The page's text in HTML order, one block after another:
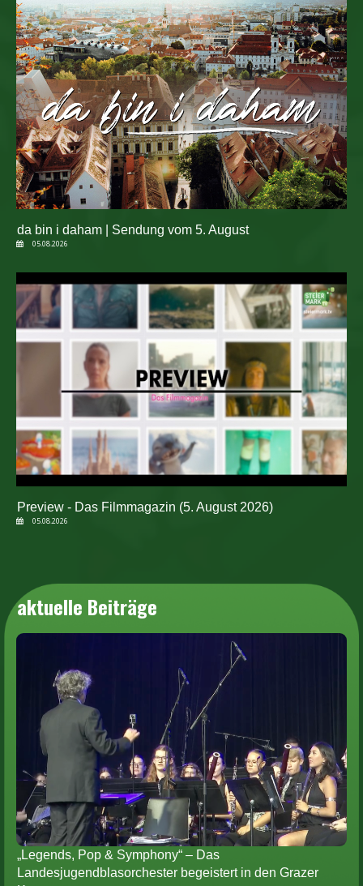
da bin i daham | Sendung vom 5. August
05.08.2026
Preview - Das Filmmagazin (5. August 2026)
05.08.2026
aktuelle Beiträge
„Legends, Pop & Symphony“ – Das
Landesjugendblasorchester begeistert in den Grazer